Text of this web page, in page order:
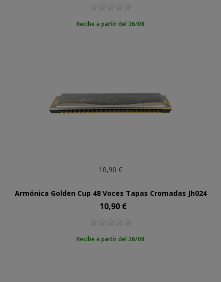
Recibe a partir del 26/08
10,90 €
Armónica Golden Cup 48 Voces Tapas Cromadas Jh024
Precio
10,90 €
Recibe a partir del 26/08